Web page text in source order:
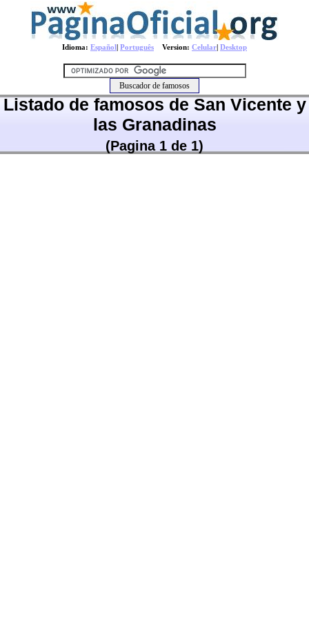
Idioma: Español| Português Version: Celular| Desktop
Listado de famosos de San Vicente y
las Granadinas
(Pagina 1 de 1)